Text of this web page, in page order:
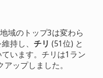
域のトップ3は変わら
持し、 チリ (51位) と
います。チリは1ラン
ップしました。